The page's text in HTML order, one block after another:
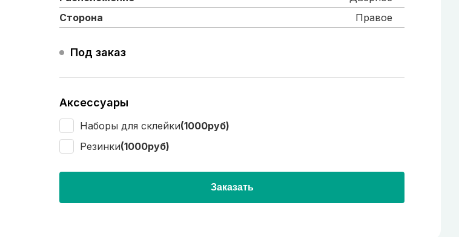
Сторона
Правое
Под заказ
Аксессуары
Наборы для склейки(1000руб)
Резинки(1000руб)
Заказать